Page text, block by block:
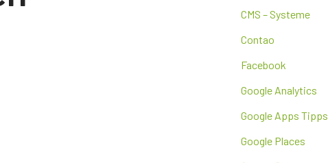
CMS – Systeme
Contao
Facebook
Google Analytics
Google Apps Tipps
Google Places